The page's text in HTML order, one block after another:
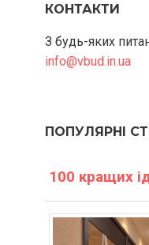
КОНТАКТИ
З будь-яких
info@vbud.in.ua
ПОПУЛЯРНІ
100 кращих